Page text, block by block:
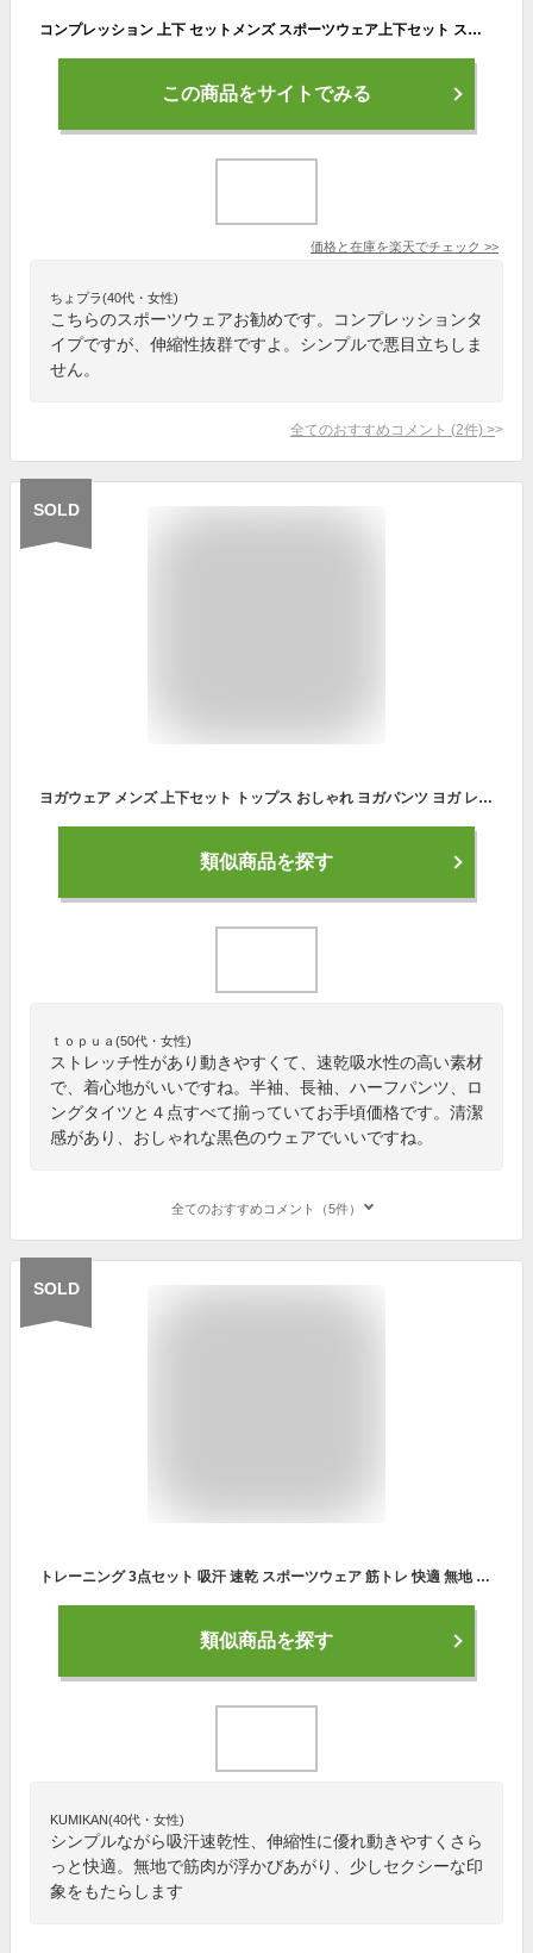
コンプレッション 上下 セットメンズ スポーツウェア上下セット スポーツウェア メンズ パンツ 上下 長袖 ハーフパンツ メンズ上下セット ジャージ ジャージ上下 トレーニングウェア ヨガウェア
この商品をサイトでみる
価格と在庫を楽天でチェック >>
ちょプラ(40代・女性)
こちらのスポーツウェアお勧めです。コンプレッションタ
イプですが、伸縮性抜群ですよ。シンプルで悪目立ちしま
せん。
全てのおすすめコメント (2件) >
SOLD
ヨガウェア メンズ 上下セット トップス おしゃれ ヨガパンツ ヨガ レギンス ヨガウエア 半袖 ホット ヨガウェア ホットヨガウェア セット メンズ ヨガ パンツ Tシャツ セットアップ ブランド ギフト 健康 グッズ 父の日
類似商品を探す
ｔｏｐｕａ(50代・女性)
ストレッチ性があり動きやすくて、速乾吸水性の高い素材
で、着心地がいいですね。半袖、長袖、ハーフパンツ、ロ
ングタイツと４点すべて揃っていてお手頃価格です。清潔
感があり、おしゃれな黒色のウェアでいいですね。
全てのおすすめコメント（5件）
SOLD
トレーニング 3点セット 吸汗 速乾 スポーツウェア 筋トレ 快適 無地 新作 ジム ヨガウェア トレーニングウェア メンズ 上下セット 半袖 長袖 トップス ハーフパンツ レギンス タイツ セットアップ フィットネス 伸縮性抜群 アウトドア
類似商品を探す
KUMIKAN(40代・女性)
シンプルながら吸汗速乾性、伸縮性に優れ動きやすくさら
っと快適。無地で筋肉が浮かびあがり、少しセクシーな印
象をもたらします